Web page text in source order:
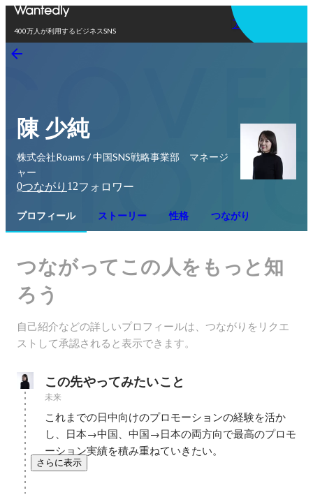
400万人が利用するビジネスSNS
アプリを使う
陳 少純
株式会社Roams / 中国SNS戦略事業部 マネージ
ャー
0つながり 12フォロワー
プロフィール ストーリー 性格 つながり
つながってこの人をもっと知
ろう
自己紹介などの詳しいプロフィールは、つながりをリクエ
ストして承認されると表示できます。
この先やってみたいこと
未来
これまでの日中向けのプロモーションの経験を活か
し、日本→中国、中国→日本の両方向で最高のプロモ
ーション実績を積み重ねていきたい。
さらに表示